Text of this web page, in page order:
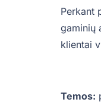
Perkant
gaminių
klientai
Temos: